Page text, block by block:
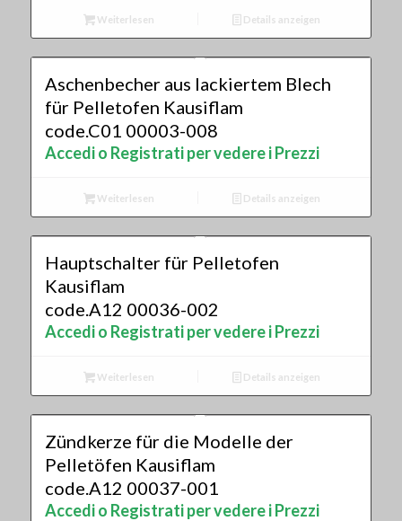
Weiterlesen Details anzeigen
Aschenbecher aus lackiertem Blech
für Pelletofen Kausiflam
code.C01 00003-008
Accedi o Registrati per vedere i Prezzi
Weiterlesen Details anzeigen
Hauptschalter für Pelletofen
Kausiflam
code.A12 00036-002
Accedi o Registrati per vedere i Prezzi
Weiterlesen Details anzeigen
Zündkerze für die Modelle der
Pelletöfen Kausiflam
code.A12 00037-001
Accedi o Registrati per vedere i Prezzi